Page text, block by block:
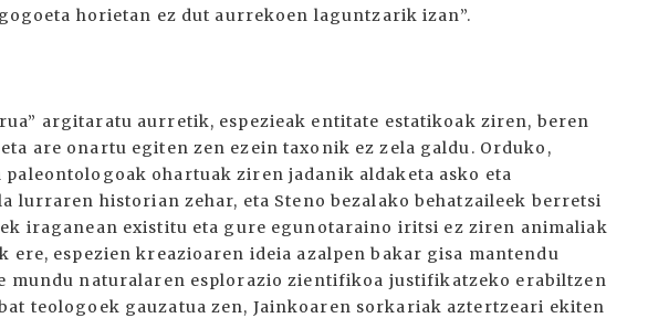
horietan ez dut aurrekoen laguntzarik izan”.
argitaratu aurretik, espezieak entitate estatikoak ziren, beren
are onartu egiten zen ezein taxonik ez zela galdu. Orduko,
paleontologoak ohartuak ziren jadanik aldaketa asko eta
lurraren historian zehar, eta Steno bezalako behatzaileek berretsi
iraganean existitu eta gure egunotaraino iritsi ez ziren animaliak
espezien kreazioaren ideia azalpen bakar gisa mantendu
mundu naturalaren esplorazio zientifikoa justifikatzeko erabiltzen
teologoek gauzatua zen, Jainkoaren sorkariak aztertzeari ekiten